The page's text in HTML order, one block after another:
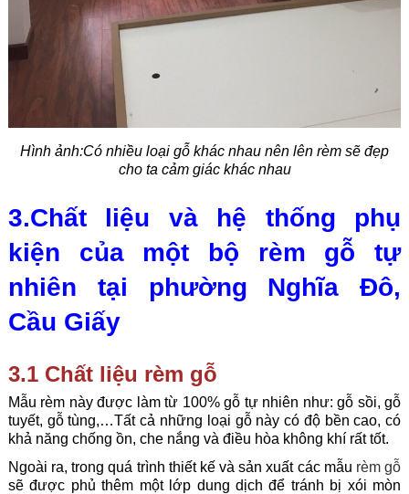
Hình ảnh:Có nhiều loại gỗ khác nhau nên lên rèm sẽ đẹp
cho ta cảm giác khác nhau
3.Chất liệu và hệ thống phụ
kiện của một bộ rèm gỗ tự
nhiên tại phường Nghĩa Đô,
Cầu Giấy
3.1 Chất liệu rèm gỗ
Mẫu rèm này được làm từ 100% gỗ tự nhiên như: gỗ sồi, gỗ
tuyết, gỗ tùng,…Tất cả những loại gỗ này có độ bền cao, có
khả năng chống ồn, che nắng và điều hòa không khí rất tốt.
Ngoài ra, trong quá trình thiết kế và sản xuất các mẫu rèm gỗ
sẽ được phủ thêm một lớp dung dịch để tránh bị xói mòn